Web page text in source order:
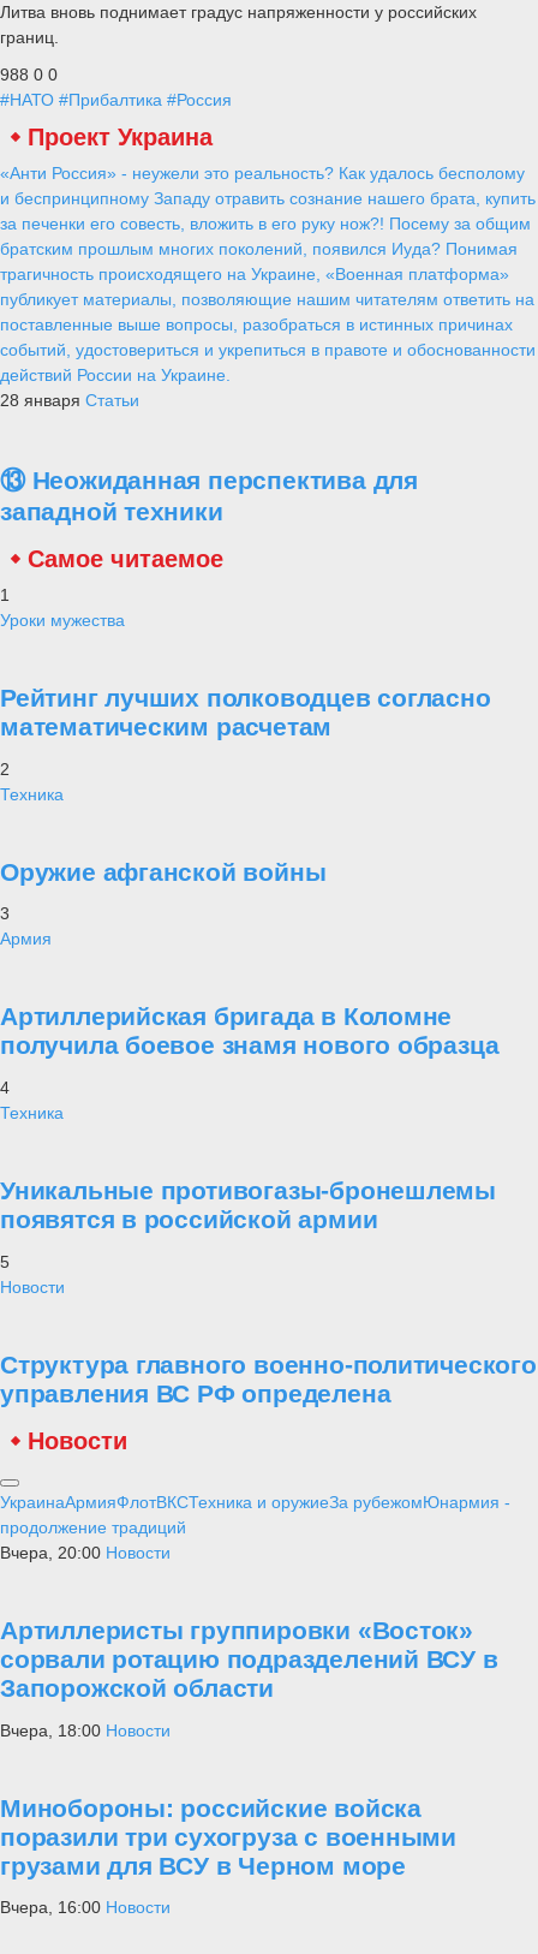
Литва вновь поднимает градус напряженности у российских
границ.
988 0 0
#НАТО #Прибалтика #Россия
Проект Украина
«Анти Россия» - неужели это реальность? Как удалось бесполому
и беспринципному Западу отравить сознание нашего брата, купить
за печенки его совесть, вложить в его руку нож?! Посему за общим
братским прошлым многих поколений, появился Иуда? Понимая
трагичность происходящего на Украине, «Военная платформа»
публикует материалы, позволяющие нашим читателям ответить на
поставленные выше вопросы, разобраться в истинных причинах
событий, удостовериться и укрепиться в правоте и обоснованности
действий России на Украине.
28 января Статьи
⑬ Неожиданная перспектива для
западной техники
Самое читаемое
1
Уроки мужества
Рейтинг лучших полководцев согласно
математическим расчетам
2
Техника
Оружие афганской войны
3
Армия
Артиллерийская бригада в Коломне
получила боевое знамя нового образца
4
Техника
Уникальные противогазы-бронешлемы
появятся в российской армии
5
Новости
Структура главного военно-политического
управления ВС РФ определена
Новости
УкраинаАрмияФлотВКСТехника и оружиеЗа рубежомЮнармия -
продолжение традиций
Вчера, 20:00 Новости
Артиллеристы группировки «Восток»
сорвали ротацию подразделений ВСУ в
Запорожской области
Вчера, 18:00 Новости
Минобороны: российские войска
поразили три сухогруза с военными
грузами для ВСУ в Черном море
Вчера, 16:00 Новости